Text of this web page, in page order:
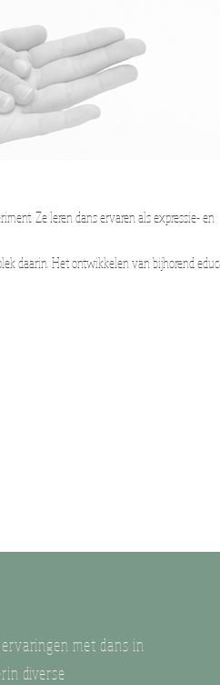
Ze leren dans ervaren als expressie- en
daarin. Het ontwikkelen van bijhorend
met dans in
diverse